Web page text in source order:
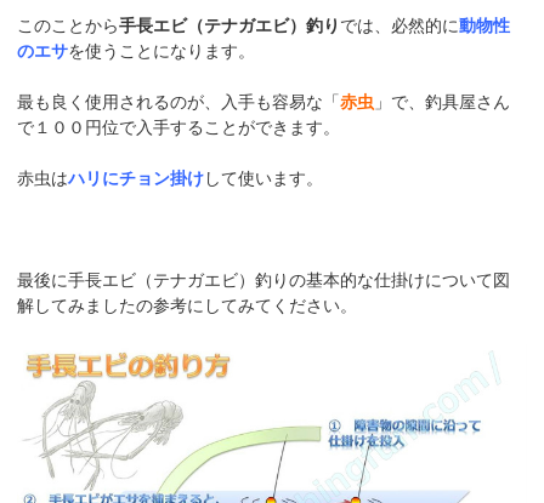
このことから手長エビ（テナガエビ）釣り では、必然的に動物性
のエサを使うことになります。
最も良く使用されるのが、入手も容易な「赤虫 」で、釣具屋さん
で１００円位で入手することができます。
赤虫はハリにチョン掛けして使います。
最後に手長エビ（テナガエビ）釣りの基本的な仕掛けについて図
解してみましたの参考にしてみてください。